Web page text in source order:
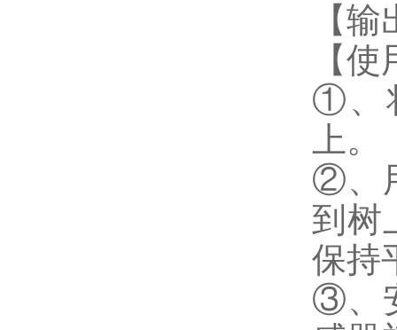
【
【
①、
上。
②、
到树
保持
③、